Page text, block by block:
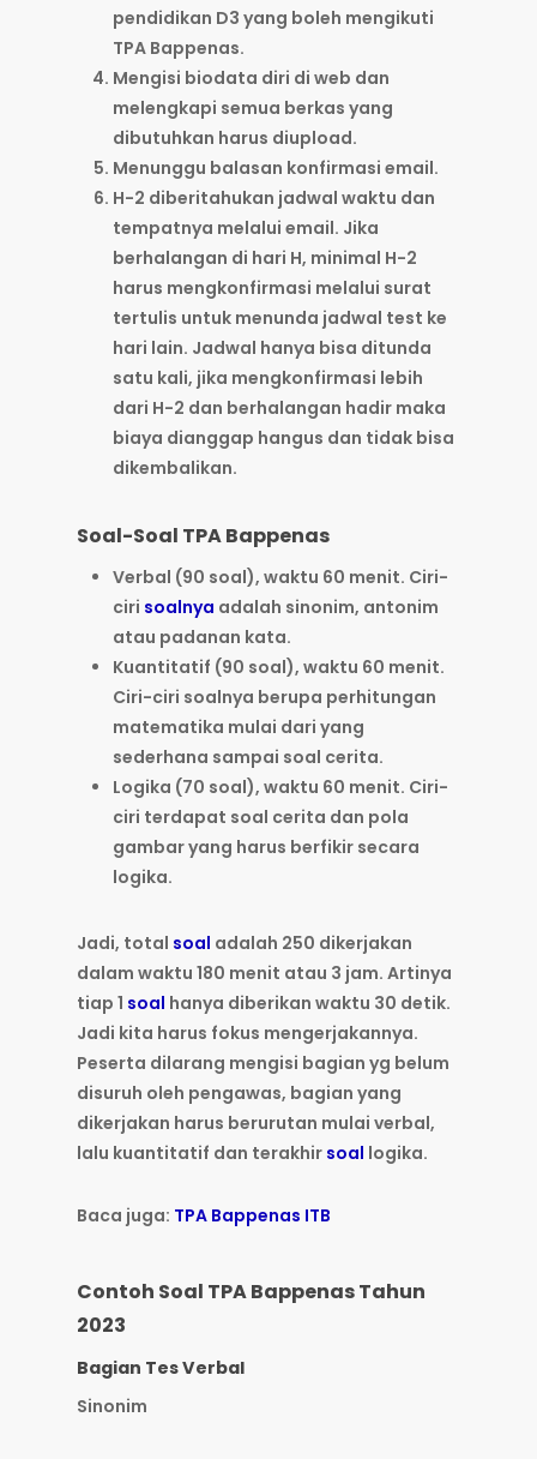
pendidikan D3 yang boleh mengikuti
TPA Bappenas.
Mengisi biodata diri di web dan
melengkapi semua berkas yang
dibutuhkan harus diupload.
Menunggu balasan konfirmasi email.
H-2 diberitahukan jadwal waktu dan
tempatnya melalui email. Jika
berhalangan di hari H, minimal H-2
harus mengkonfirmasi melalui surat
tertulis untuk menunda jadwal test ke
hari lain. Jadwal hanya bisa ditunda
satu kali, jika mengkonfirmasi lebih
dari H-2 dan berhalangan hadir maka
biaya dianggap hangus dan tidak bisa
dikembalikan.
Soal-Soal TPA Bappenas
Verbal (90 soal), waktu 60 menit. Ciri-
ciri soalnya adalah sinonim, antonim
atau padanan kata.
Kuantitatif (90 soal), waktu 60 menit.
Ciri-ciri soalnya berupa perhitungan
matematika mulai dari yang
sederhana sampai soal cerita.
Logika (70 soal), waktu 60 menit. Ciri-
ciri terdapat soal cerita dan pola
gambar yang harus berfikir secara
logika.
Jadi, total soal adalah 250 dikerjakan
dalam waktu 180 menit atau 3 jam. Artinya
tiap 1 soal hanya diberikan waktu 30 detik.
Jadi kita harus fokus mengerjakannya.
Peserta dilarang mengisi bagian yg belum
disuruh oleh pengawas, bagian yang
dikerjakan harus berurutan mulai verbal,
lalu kuantitatif dan terakhir soal logika.
Baca juga: TPA Bappenas ITB
Contoh Soal TPA Bappenas Tahun
2023
Bagian Tes Verbal
Sinonim